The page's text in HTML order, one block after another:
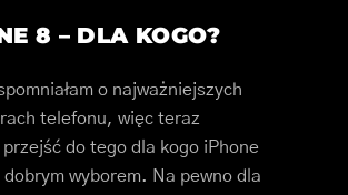
8 – DLA KOGO?
o najważniejszych
telefonu, więc teraz
przejść do tego dla kogo iPhone
dobrym wyborem. Na pewno dla